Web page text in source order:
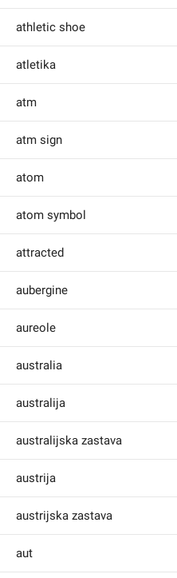
athletic shoe
atletika
atm
atm sign
atom
atom symbol
attracted
aubergine
aureole
australia
australija
australijska zastava
austrija
austrijska zastava
aut